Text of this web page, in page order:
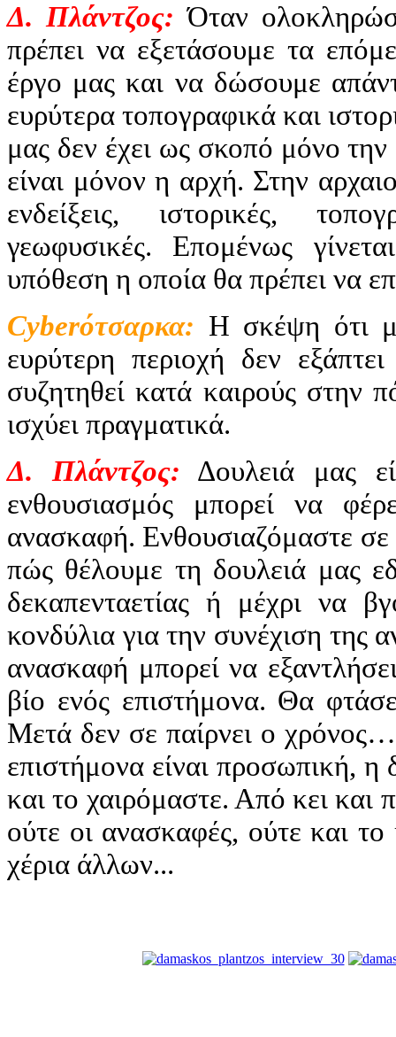
Δ. Πλάντζος: Όταν
πρέπει να εξετάσουμε τα
έργο μας και να δώσουμε
ευρύτερα τοπογραφικά και
μας δεν έχει ως σκοπό μόνο
είναι μόνον η αρχή. Στην
ενδείξεις, ιστορικές,
γεωφυσικές. Επομένως
υπόθεση η οποία θα πρέπει να
Cyberότσαρκα: Η σκέψη ότι
ευρύτερη περιοχή δεν
συζητηθεί κατά καιρούς στην
ισχύει πραγματικά.
Δ. Πλάντζος: Δουλειά μας
ενθουσιασμός μπορεί να
ανασκαφή. Ενθουσιαζόμαστε
πώς θέλουμε τη δουλειά μας
δεκαπενταετίας ή μέχρι να
κονδύλια για την συνέχιση της
ανασκαφή μπορεί να
βίο ενός επιστήμονα. Θα
Μετά δεν σε παίρνει ο
επιστήμονα είναι προσωπική, η
και το χαιρόμαστε. Από κει και
ούτε οι ανασκαφές, ούτε και
χέρια άλλων...